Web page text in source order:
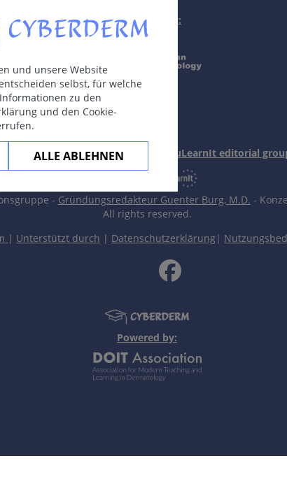
und unsere Website
selbst, für welche
zu den
und den Cookie-
ALLE ABLEHNEN
Supported by:
In collaboration with Erasmus+ hEduLearnIt editorial
- Gründungsredakteur Guenter Burg, M.D. -
All rights reserved.
| Unterstützt durch | Datenschutzerklärung |
Powered by: